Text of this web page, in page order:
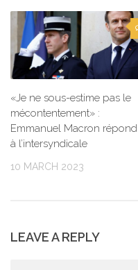
«Je ne sous-estime pas le
mécontentement» :
Emmanuel Macron répond
à l’intersyndicale
10 MARCH 2023
LEAVE A REPLY